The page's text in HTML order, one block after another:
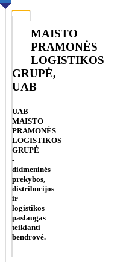
MAISTO
PRAMONĖS
LOGISTIKOS
GRUPĖ,
UAB
UAB
MAISTO
PRAMONĖS
LOGISTIKOS
GRUPĖ
-
didmeninės
prekybos,
distribucijos
ir
logistikos
paslaugas
teikianti
bendrovė.